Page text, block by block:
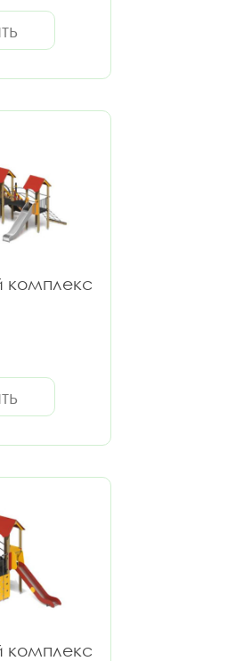
комплекс
комплекс